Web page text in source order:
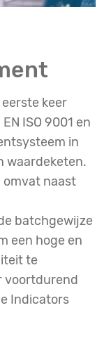
keer
ISO 9001 en
in
waardeketen.
naast
batchgewijze
een hoge en
te
voortdurend
Indicators